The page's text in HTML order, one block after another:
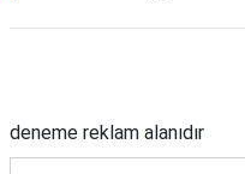
deneme reklam alanıdır